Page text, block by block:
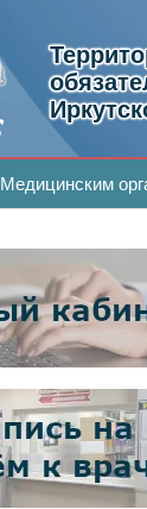
Медицинским